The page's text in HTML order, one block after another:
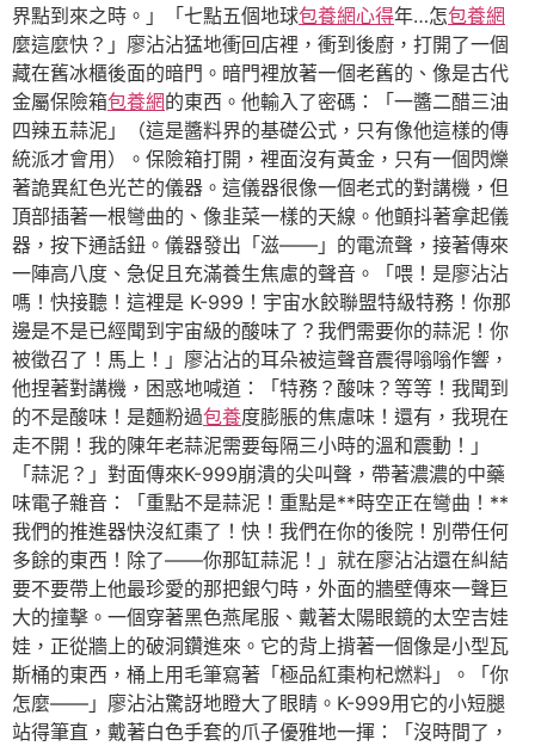
界點到來之時。」「七點五個地球包養網心得年…怎包養網
麼這麼快？」廖沾沾猛地衝回店裡，衝到後廚，打開了一個
藏在舊冰櫃後面的暗門。暗門裡放著一個老舊的、像是古代
金屬保險箱包養網的東西。他輸入了密碼：「一醬二醋三油
四辣五蒜泥」（這是醬料界的基礎公式，只有像他這樣的傳
統派才會用）。保險箱打開，裡面沒有黃金，只有一個閃爍
著詭異紅色光芒的儀器。這儀器很像一個老式的對講機，但
頂部插著一根彎曲的、像韭菜一樣的天線。他顫抖著拿起儀
器，按下通話鈕。儀器發出「滋——」的電流聲，接著傳來
一陣高八度、急促且充滿養生焦慮的聲音。「喂！是廖沾沾
嗎！快接聽！這裡是 K-999！宇宙水餃聯盟特級特務！你那
邊是不是已經聞到宇宙級的酸味了？我們需要你的蒜泥！你
被徵召了！馬上！」廖沾沾的耳朵被這聲音震得嗡嗡作響，
他捏著對講機，困惑地喊道：「特務？酸味？等等！我聞到
的不是酸味！是麵粉過包養度膨脹的焦慮味！還有，我現在
走不開！我的陳年老蒜泥需要每隔三小時的溫和震動！」
「蒜泥？」對面傳來K-999崩潰的尖叫聲，帶著濃濃的中藥
味電子雜音：「重點不是蒜泥！重點是**時空正在彎曲！**
我們的推進器快沒紅棗了！快！我們在你的後院！別帶任何
多餘的東西！除了——你那缸蒜泥！」就在廖沾沾還在糾結
要不要帶上他最珍愛的那把銀勺時，外面的牆壁傳來一聲巨
大的撞擊。一個穿著黑色燕尾服、戴著太陽眼鏡的太空吉娃
娃，正從牆上的破洞鑽進來。它的背上揹著一個像是小型瓦
斯桶的東西，桶上用毛筆寫著「極品紅棗枸杞燃料」。「你
怎麼——」廖沾沾驚訝地瞪大了眼睛。K-999用它的小短腿
站得筆直，戴著白色手套的爪子優雅地一揮：「沒時間了，